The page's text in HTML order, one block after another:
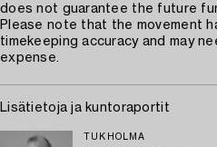
does not guarantee the future
Please note that the movement
timekeeping accuracy and may
expense.
Lisätietoja ja kuntoraportit
TUKHOLMA